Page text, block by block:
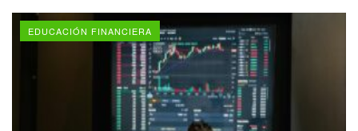
EDUCACIÓN FINANCIERA